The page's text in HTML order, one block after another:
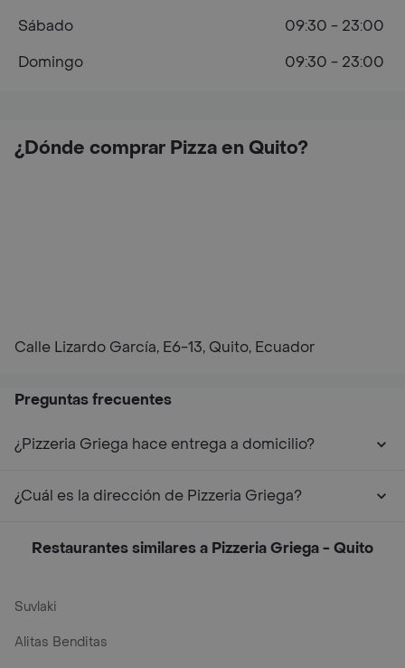
¿Dónde comprar Pizza en Quito?
Calle Lizardo García, E6-13, Quito, Ecuador
Sábado
09:30 - 23:00
Domingo
09:30 - 23:00
Preguntas frecuentes
¿Pizzeria Griega hace entrega a domicilio?
¿Cuál es la dirección de Pizzeria Griega?
Restaurantes similares a Pizzeria Griega - Quito
Suvlaki
Alitas Benditas